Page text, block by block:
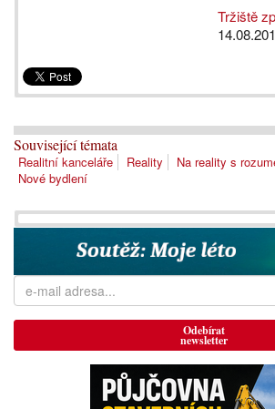
Tržiště
Související témata
Realitní kanceláře Reality Na reality s
Nové bydlení
Odebírat
newsletter